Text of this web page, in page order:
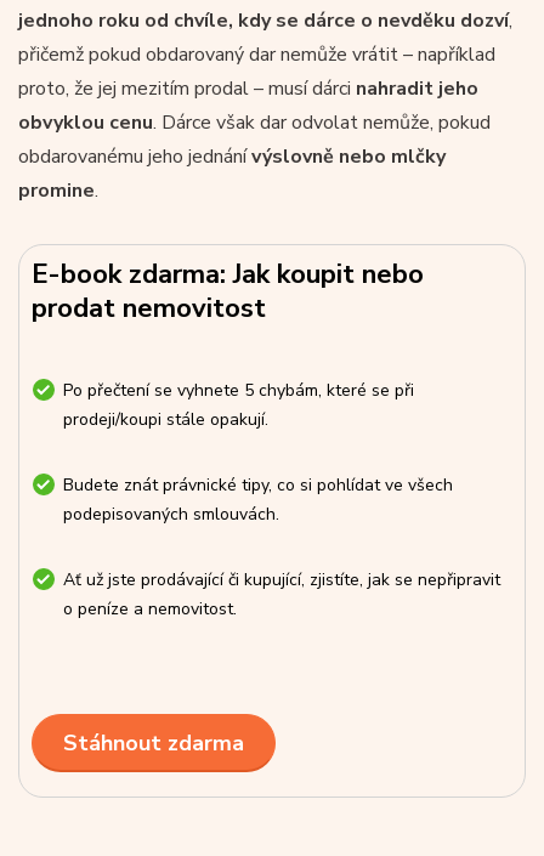
jednoho roku od chvíle, kdy se dárce o nevděku dozví,
přičemž pokud obdarovaný dar nemůže vrátit – například
proto, že jej mezitím prodal – musí dárci nahradit jeho
obvyklou cenu. Dárce však dar odvolat nemůže, pokud
obdarovanému jeho jednánívýslovně nebo mlčky
promine.
E-book zdarma: Jak koupit nebo
prodat nemovitost
Po přečtení se vyhnete 5 chybám, které se při
prodeji/koupi stále opakují.
Budete znát právnické tipy, co si pohlídat ve všech
podepisovaných smlouvách.
Ať už jste prodávající či kupující, zjistíte, jak se nepřipravit
o peníze a nemovitost.
Stáhnout zdarma